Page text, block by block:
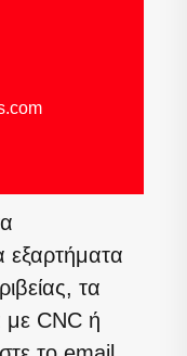
εξαρτήματα
τα
με CNC ή